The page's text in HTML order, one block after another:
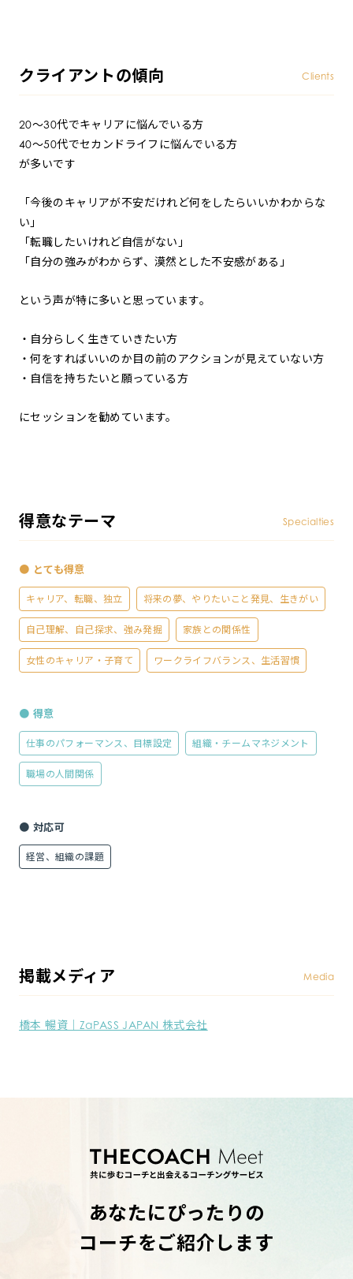
クライアントの傾向 Clients
20〜30代でキャリアに悩んでいる方
40〜50代でセカンドライフに悩んでいる方
が多いです
「今後のキャリアが不安だけれど何をしたらいいかわからな
い」
「転職したいけれど自信がない」
「自分の強みがわからず、漠然とした不安感がある」
という声が特に多いと思っています。
・自分らしく生きていきたい方
・何をすればいいのか目の前のアクションが見えていない方
・自信を持ちたいと願っている方
にセッションを勧めています。
得意なテーマ Specialties
● とても得意
キャリア、転職、独立 将来の夢、やりたいこと発見、生きがい
自己理解、自己探求、強み発掘 家族との関係性
女性のキャリア・子育て ワークライフバランス、生活習慣
● 得意
仕事のパフォーマンス、目標設定 組織・チームマネジメント
職場の人間関係
● 対応可
経営、組織の課題
掲載メディア Media
橋本 暢資｜ZaPASS JAPAN 株式会社
あなたにぴったりの
コーチをご紹介します